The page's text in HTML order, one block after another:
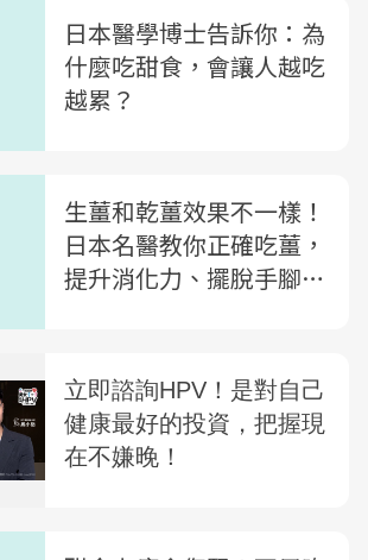
日本醫學博士告訴你：為
什麼吃甜食，會讓人越吃
越累？
生薑和乾薑效果不一樣！
日本名醫教你正確吃薑，
提升消化力、擺脫手腳冰